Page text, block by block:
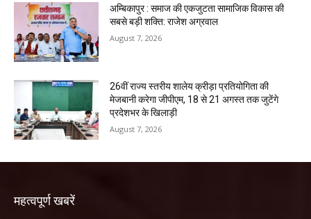
अम्बिकापुर : समाज की एकजुटता सामाजिक विकास की
सबसे बड़ी शक्ति: राजेश अग्रवाल
August 7, 2026
26वीं राज्य स्तरीय शालेय क्रीड़ा प्रतियोगिता की
मेजबानी करेगा जीपीएम, 18 से 21 अगस्त तक जुटेंगे
प्रदेशभर के खिलाड़ी
August 7, 2026
महत्वपूर्ण खबरें